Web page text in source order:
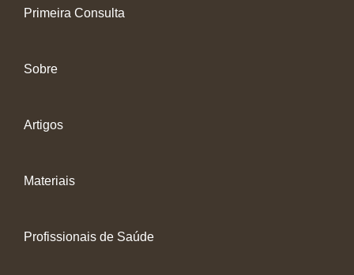
Primeira Consulta
Sobre
Artigos
Materiais
Profissionais de Saúde